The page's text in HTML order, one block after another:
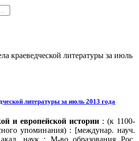
краеведческой литературы за июль
литературы за июль 2013 года
и европейской истории : (к 1100-
упоминания) : [междунар. науч.